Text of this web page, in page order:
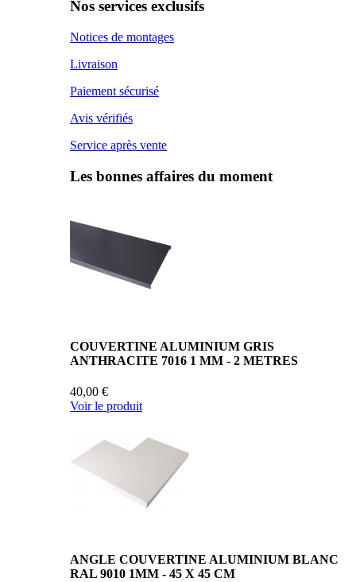
Nos services exclusifs
Notices de montages
Livraison
Paiement sécurisé
Avis vérifiés
Service après vente
Les bonnes affaires du moment
COUVERTINE ALUMINIUM GRIS
ANTHRACITE 7016 1 MM - 2 METRES
40,00 €
Voir le produit
ANGLE COUVERTINE ALUMINIUM BLANC
RAL 9010 1MM - 45 X 45 CM